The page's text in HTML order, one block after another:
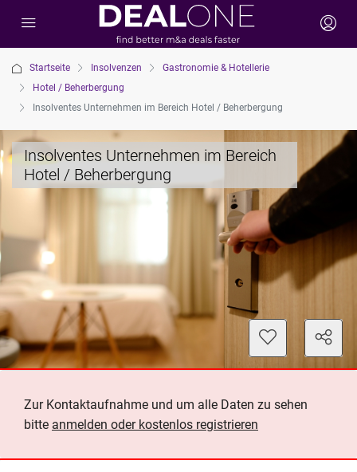
Startseite Insolvenzen
Gastronomie & Hotellerie
Hotel / Beherbergung
Insolventes Unternehmen im Bereich Hotel / Beherbergung
Insolventes Unternehmen im Bereich
Hotel / Beherbergung
Zur Kontaktaufnahme und um alle Daten zu sehen
bitte anmelden oder kostenlos registrieren